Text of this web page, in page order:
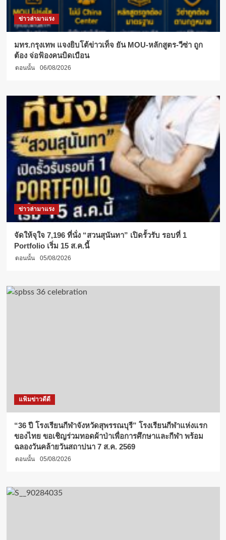
ข่าวล่ามาแรง
มทร.กรุงเทพ แจงยิบโต้ข่าวเท็จ ยัน MOU-หลักสูตร-วีซ่า ถูก
ต้อง จ่อฟ้องคนบิดเบือน
ตอนนั้น 06/08/2026
ข่าวล่ามาแรง
จัดให้จุใจ 7,196 ที่นั่ง “สวนสุนันทา” เปิดรั้วรับ รอบที่ 1
Portfolio เริ่ม 15 ส.ค.นี้
ตอนนั้น 05/08/2026
แฟ้มข่าวดีดี
“36 ปี โรงเรียนกีฬาจังหวัดสุพรรณบุรี” โรงเรียนกีฬาแห่งแรก
ของไทย ขอเชิญร่วมทอดผ้าป่าเพื่อการศึกษาและกีฬา พร้อม
ฉลองวันคล้ายวันสถาปนา 7 ส.ค. 2569
ตอนนั้น 05/08/2026